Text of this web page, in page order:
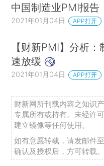
中国制造业PMI报告
2021年01月04日 APP打开
【财新PMI】分析
速放缓
2021年01月04日 APP打开
财新网所刊载内容之知识
专属所有或持有。未经许
建立镜像等任何使用。
如有意愿转载，请发邮件至
确认及授权后，方可转载。